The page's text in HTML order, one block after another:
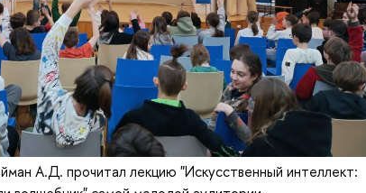
А.Д. прочитал лекцию "Искусственный интеллект: